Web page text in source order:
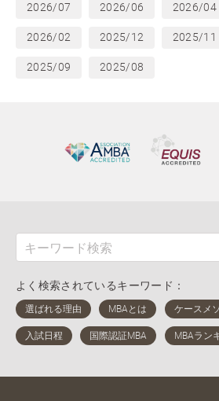
2026/07 2026/06 2026/04
2026/02 2025/12 2025/11
2025/09 2025/08
よく検索されているキーワード：